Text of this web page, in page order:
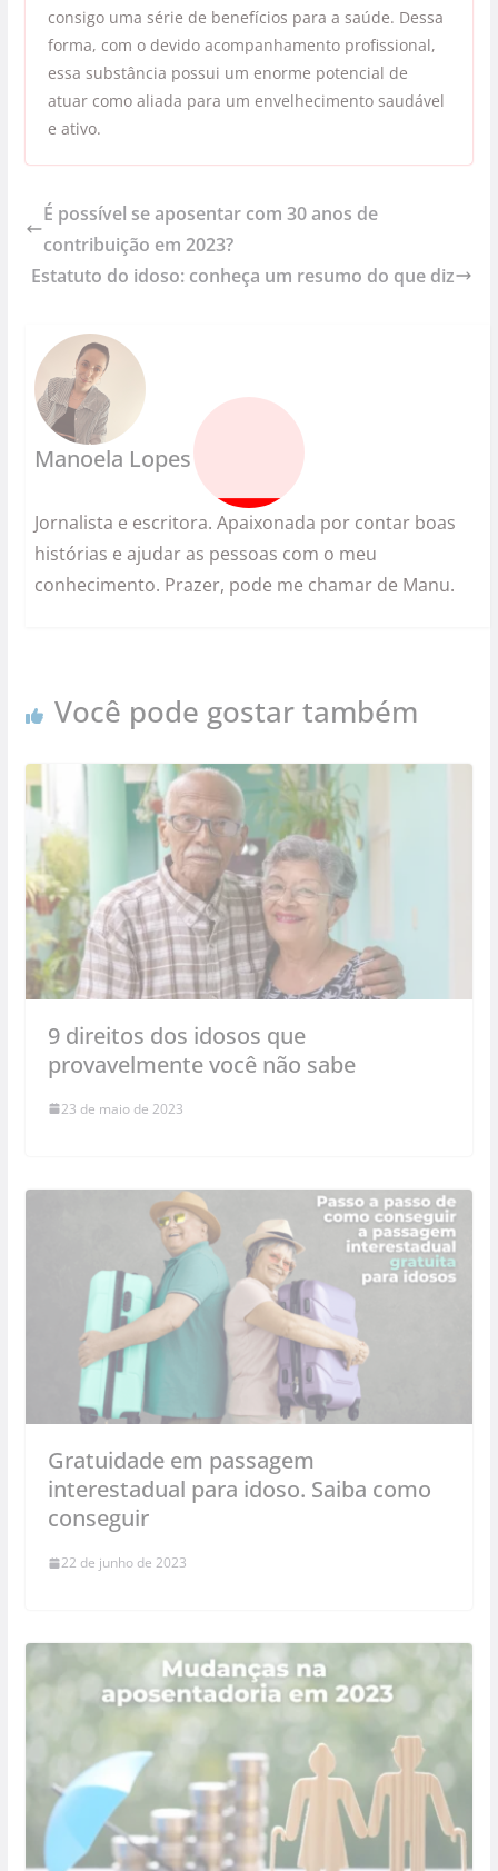
consigo uma série de benefícios para a saúde. Dessa
forma, com o devido acompanhamento profissional,
essa substância possui um enorme potencial de
atuar como aliada para um envelhecimento saudável
e ativo.
É possível se aposentar com 30 anos de
contribuição em 2023?
Estatuto do idoso: conheça um resumo do que diz
Manoela Lopes
Jornalista e escritora. Apaixonada por contar boas
histórias e ajudar as pessoas com o meu
conhecimento. Prazer, pode me chamar de Manu.
Você pode gostar também
9 direitos dos idosos que
provavelmente você não sabe
23 de maio de 2023
Gratuidade em passagem
interestadual para idoso. Saiba como
conseguir
22 de junho de 2023